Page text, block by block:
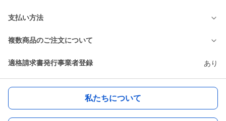
支払い方法
複数商品のご注文について
適格請求書発行事業者登録 あり
私たちについて